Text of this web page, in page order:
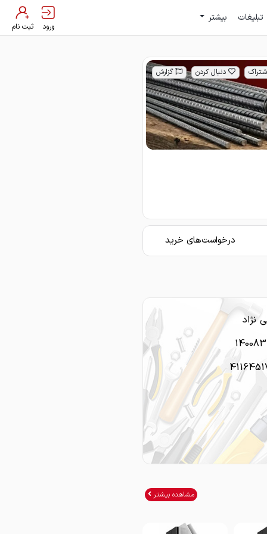
تبلیغات بیشتر
ورود ثبت نام
دنبال کردن گزارش
درخواست‌های خرید
نژاد
مشاهده بیشتر